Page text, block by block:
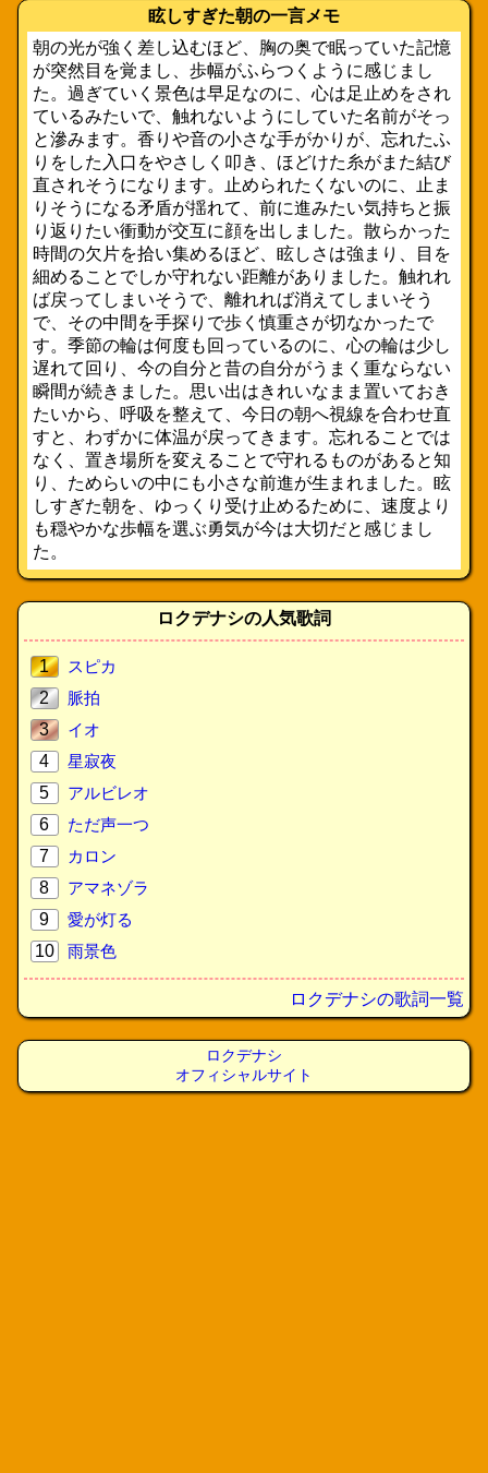
眩しすぎた朝の一言メモ
朝の光が強く差し込むほど、胸の奥で眠っていた記憶
が突然目を覚まし、歩幅がふらつくように感じまし
た。過ぎていく景色は早足なのに、心は足止めをされ
ているみたいで、触れないようにしていた名前がそっ
と滲みます。香りや音の小さな手がかりが、忘れたふ
りをした入口をやさしく叩き、ほどけた糸がまた結び
直されそうになります。止められたくないのに、止ま
りそうになる矛盾が揺れて、前に進みたい気持ちと振
り返りたい衝動が交互に顔を出しました。散らかった
時間の欠片を拾い集めるほど、眩しさは強まり、目を
細めることでしか守れない距離がありました。触れれ
ば戻ってしまいそうで、離れれば消えてしまいそう
で、その中間を手探りで歩く慎重さが切なかったで
す。季節の輪は何度も回っているのに、心の輪は少し
遅れて回り、今の自分と昔の自分がうまく重ならない
瞬間が続きました。思い出はきれいなまま置いておき
たいから、呼吸を整えて、今日の朝へ視線を合わせ直
すと、わずかに体温が戻ってきます。忘れることでは
なく、置き場所を変えることで守れるものがあると知
り、ためらいの中にも小さな前進が生まれました。眩
しすぎた朝を、ゆっくり受け止めるために、速度より
も穏やかな歩幅を選ぶ勇気が今は大切だと感じまし
た。
ロクデナシの人気歌詞
1
スピカ
2
脈拍
3
イオ
4
星寂夜
5
アルビレオ
6
ただ声一つ
7
カロン
8
アマネゾラ
9
愛が灯る
10
雨景色
ロクデナシの歌詞一覧
ロクデナシ
オフィシャルサイト